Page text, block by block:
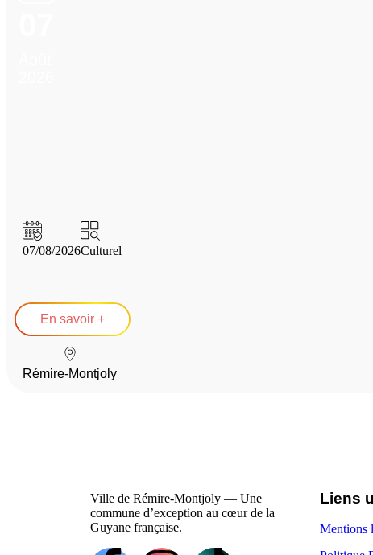
07/08/2026Culturel
En savoir +
Rémire-Montjoly
Ville de Rémire-Montjoly — Une
commune d’exception au cœur de la
Guyane française.
Liens
Mentions